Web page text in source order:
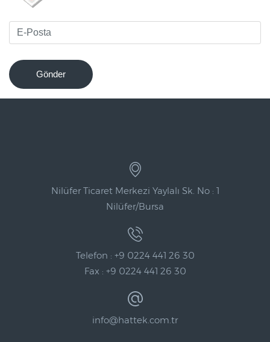
Gönder
Nilüfer Ticaret Merkezi Yaylalı Sk. No : 1
Nilüfer/Bursa
Telefon : +9 0224 441 26 30
Fax : +9 0224 441 26 30
info@hattek.com.tr